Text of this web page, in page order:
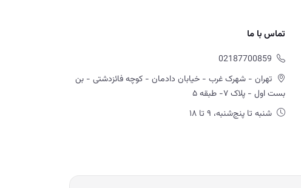
تماس با ما
02187700859
تهران - شهرک غرب - خیابان دادمان - کوچه فائزدشتی - بن
بست اول - پلاک ۷- طبقه ۵
شنبه تا پنج‌شنبه، ۹ تا ۱۸